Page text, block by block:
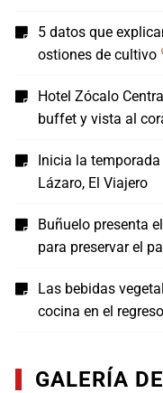
5 datos que
ostiones de cultivo
Hotel Zócalo
buffet y vista al
Inicia la
Lázaro, El Viajero
Buñuelo presenta
para preservar el
Las bebidas
cocina en el
GALERÍA